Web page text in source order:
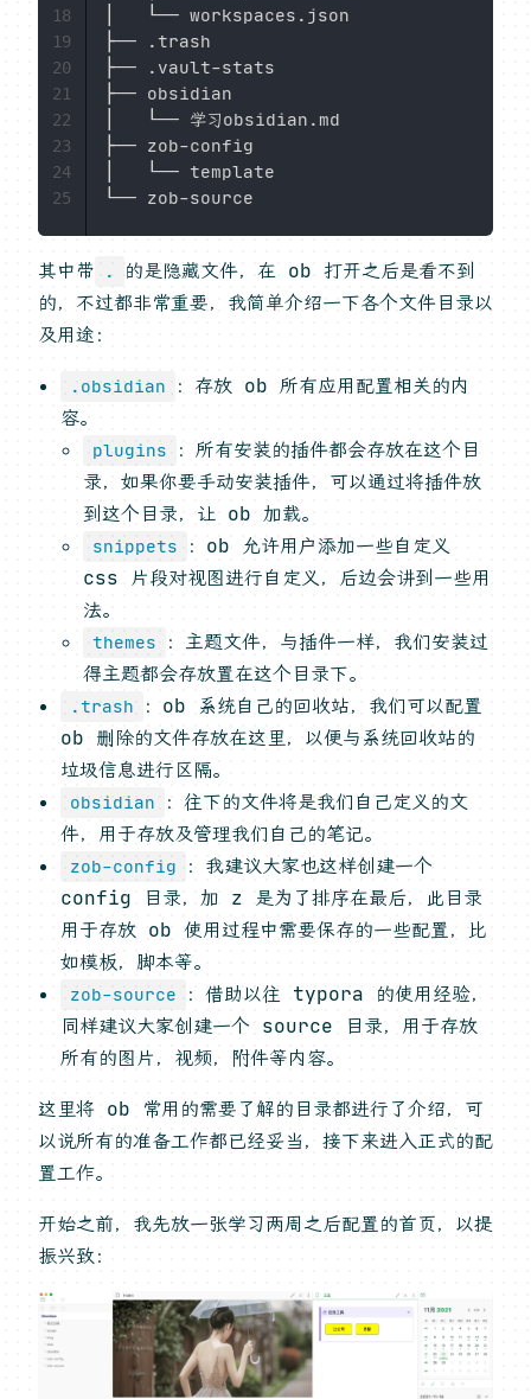
│   └── workspaces.json
├── .trash
├── .vault-stats
├── obsidian
│   └── 学习obsidian.md
├── zob-config
│   └── template
18
19
20
21
22
23
24
25
其中带 .
的是隐藏文件，在 ob 打开之后是看不到
的，不过都非常重要，我简单介绍一下各个文件目录以
及用途：
.obsidian
：存放 ob 所有应用配置相关的内
容。
plugins
：所有安装的插件都会存放在这个目
录，如果你要手动安装插件，可以通过将插件放
到这个目录，让 ob 加载。
snippets
：ob 允许用户添加一些自定义
css 片段对视图进行自定义，后边会讲到一些用
法。
themes
：主题文件，与插件一样，我们安装过
得主题都会存放置在这个目录下。
.trash
：ob 系统自己的回收站，我们可以配置
ob 删除的文件存放在这里，以便与系统回收站的
垃圾信息进行区隔。
obsidian
：往下的文件将是我们自己定义的文
件，用于存放及管理我们自己的笔记。
zob-config
：我建议大家也这样创建一个
config 目录，加 z 是为了排序在最后，此目录
用于存放 ob 使用过程中需要保存的一些配置，比
如模板，脚本等。
zob-source
：借助以往 typora 的使用经验，
同样建议大家创建一个 source 目录，用于存放
所有的图片，视频，附件等内容。
这里将 ob 常用的需要了解的目录都进行了介绍，可
以说所有的准备工作都已经妥当，接下来进入正式的配
置工作。
开始之前，我先放一张学习两周之后配置的首页，以提
振兴致：